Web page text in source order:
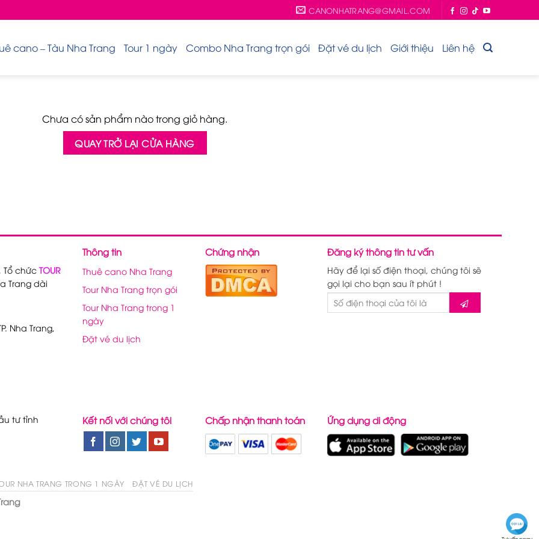
CANONHATRANG@GMAIL.COM
cano – Tàu Nha Trang Tour 1 ngày Combo Nha Trang trọn gói Đặt vé du lịch Giới thiệu Liên hệ
Chưa có sản phẩm nào trong giỏ hàng.
QUAY TRỞ LẠI CỬA HÀNG
Tổ chức TOUR
Trang dài
Nha Trang,
Thông tin
Thuê cano Nha Trang
Tour Nha Trang trọn gói
Tour Nha Trang trong 1
ngày
Đặt vé du lịch
Chứng nhận Đăng ký thông tin tư vấn
Hãy để lại số điện thoại, chúng tôi sẽ
gọi lại cho bạn sau ít phút !
tư tỉnh
Kết nối với chúng tôi Chấp nhận thanh toán Ứng dụng di động
NHA TRANG TRONG 1 NGÀY ĐẶT VÉ DU LỊCH